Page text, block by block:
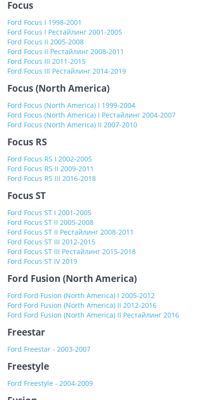
Focus
Ford Focus I 1998-2001
Ford Focus I Рестайлинг 2001-2005
Ford Focus II 2005-2008
Ford Focus II Рестайлинг 2008-2011
Ford Focus III 2011-2015
Ford Focus III Рестайлинг 2014-2019
Focus (North America)
Ford Focus (North America) I 1999-2004
Ford Focus (North America) I Рестайлинг 2004-2007
Ford Focus (North America) II 2007-2010
Focus RS
Ford Focus RS I 2002-2005
Ford Focus RS II 2009-2011
Ford Focus RS III 2016-2018
Focus ST
Ford Focus ST I 2001-2005
Ford Focus ST II 2005-2008
Ford Focus ST II Рестайлинг 2008-2011
Ford Focus ST III 2012-2015
Ford Focus ST III Рестайлинг 2015-2018
Ford Focus ST IV 2019
Ford Fusion (North America)
Ford Ford Fusion (North America) I 2005-2012
Ford Ford Fusion (North America) II 2012-2016
Ford Ford Fusion (North America) II Рестайлинг 2016
Freestar
Ford Freestar - 2003-2007
Freestyle
Ford Freestyle - 2004-2009